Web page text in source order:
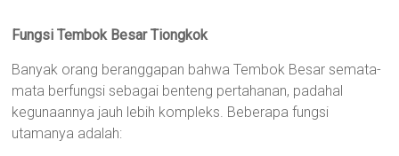
Fungsi Tembok Besar Tiongkok
Banyak orang beranggapan bahwa Tembok Besar semata-
mata berfungsi sebagai benteng pertahanan, padahal
kegunaannya jauh lebih kompleks. Beberapa fungsi
utamanya adalah: